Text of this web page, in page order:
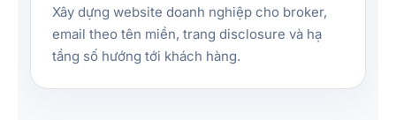
Xây dựng website doanh nghiệp cho broker,
email theo tên miền, trang disclosure và hạ
tầng số hướng tới khách hàng.